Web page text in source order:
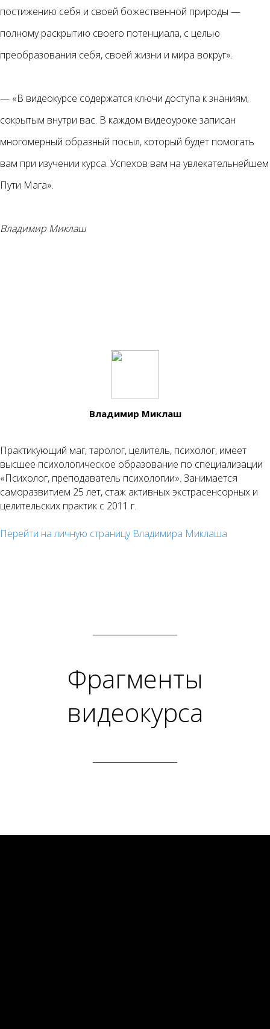
постижению себя и своей божественной природы —
полному раскрытию своего потенциала, с целью
преобразования себя, своей жизни и мира вокруг».
— «В видеокурсе содержатся ключи доступа к знаниям,
сокрытым внутри вас. В каждом видеоуроке записан
многомерный образный посыл, который будет помогать
вам при изучении курса. Успехов вам на увлекательнейшем
Пути Мага».
Владимир Миклаш
Владимир Миклаш
Практикующий маг, таролог, целитель, психолог, имеет
высшее психологическое образование по специализации
«Психолог, преподаватель психологии». Занимается
саморазвитием 25 лет, стаж активных экстрасенсорных и
целительских практик с 2011 г.
Перейти на личную страницу Владимира Миклаша
Фрагменты
видеокурса